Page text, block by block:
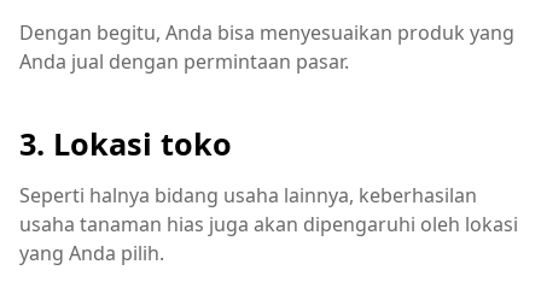
Dengan begitu, Anda bisa menyesuaikan produk yang
Anda jual dengan permintaan pasar.
3. Lokasi toko
Seperti halnya bidang usaha lainnya, keberhasilan
usaha tanaman hias juga akan dipengaruhi oleh lokasi
yang Anda pilih.